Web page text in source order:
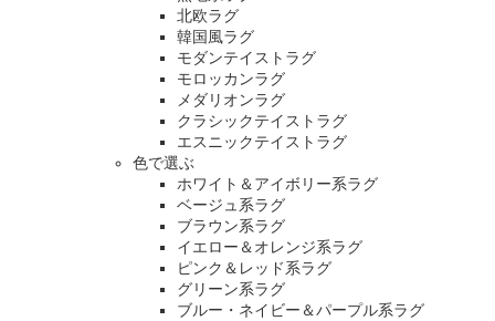
北欧ラグ
韓国風ラグ
モダンテイストラグ
モロッカンラグ
メダリオンラグ
クラシックテイストラグ
エスニックテイストラグ
色で選ぶ
ホワイト＆アイボリー系ラグ
ベージュ系ラグ
ブラウン系ラグ
イエロー＆オレンジ系ラグ
ピンク＆レッド系ラグ
グリーン系ラグ
ブルー・ネイビー＆パープル系ラグ